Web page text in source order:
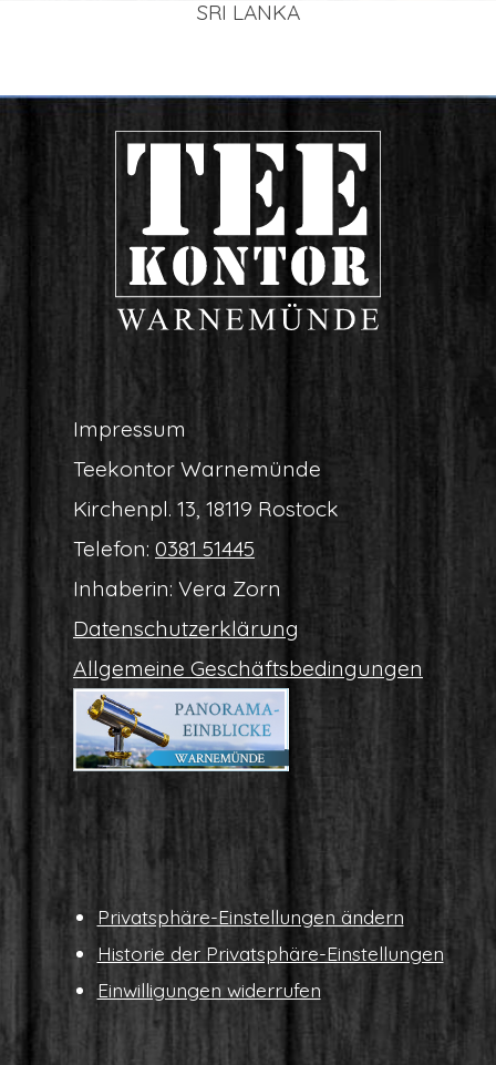
SRI LAN­KA
Impres­sum
Tee­kon­tor Warnemünde
Kir­chen­pl. 13, 18119 Rostock
Tele­fon: 0381 51445
Inha­be­rin: Vera Zorn
Daten­schutz­er­klä­rung
All­ge­mei­ne Geschäftsbedingungen
Pri­vat­sphä­re-Ein­stel­lun­gen ändern
His­to­rie der Privatsphäre-Einstellungen
Ein­wil­li­gun­gen widerrufen